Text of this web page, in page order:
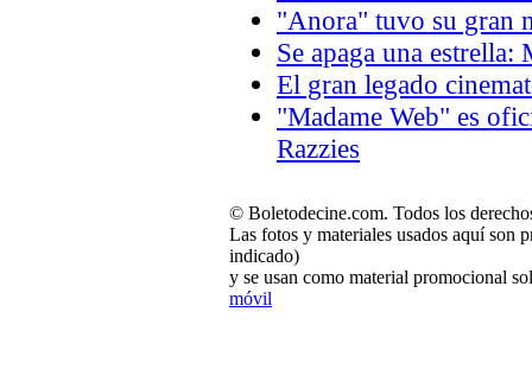
"Anora" tuvo su gran
Se apaga una
El gran legado
"Madame Web" es
Razzies
© Boletodecine.com. Todos los
Las fotos y materiales usados aquí son
indicado)
y se usan como material promocional
móvil